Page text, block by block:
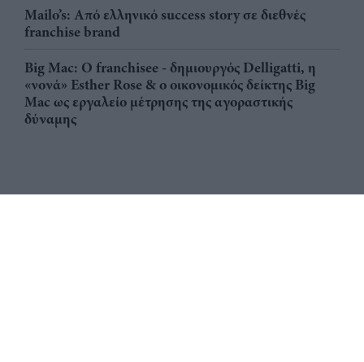
Mailo’s: Από ελληνικό success story σε διεθνές
franchise brand
Big Mac: Ο franchisee - δημιουργός Delligatti, η
«νονά» Esther Rose & ο οικονομικός δείκτης Big
Mac ως εργαλείο μέτρησης της αγοραστικής
δύναμης